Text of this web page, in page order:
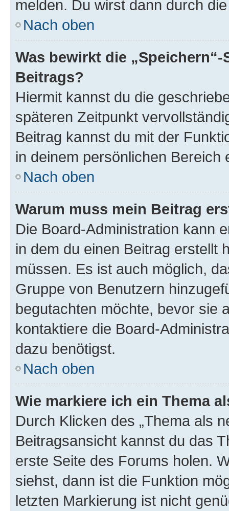
melden. Du wirst dann durch
Nach oben
Was bewirkt die
Beitrags?
Hiermit kannst du die
späteren Zeitpunkt
Beitrag kannst du mit der
in deinem persönlichen Bereich
Nach oben
Warum muss mein Beitrag
Die Board-Administration kann
in dem du einen Beitrag erstellt
müssen. Es ist auch möglich,
Gruppe von Benutzern
begutachten möchte, bevor sie
kontaktiere die Board-
dazu benötigst.
Nach oben
Wie markiere ich ein Thema
Durch Klicken des „Thema als
Beitragsansicht kannst du das
erste Seite des Forums holen.
siehst, dann ist die Funktion
letzten Markierung ist nicht